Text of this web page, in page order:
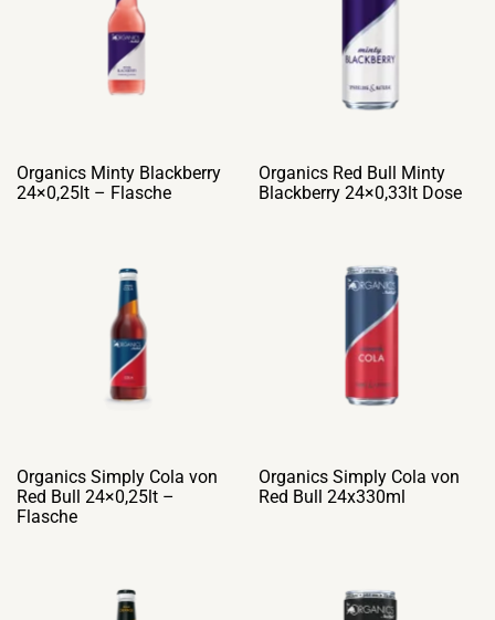
Organics Minty Blackberry
24×0,25lt – Flasche
Organics Red Bull Minty
Blackberry 24×0,33lt Dose
Organics Simply Cola von
Red Bull 24×0,25lt –
Flasche
Organics Simply Cola von
Red Bull 24x330ml